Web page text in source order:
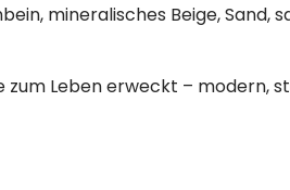
mineralisches Beige,
Leben erweckt – modern,